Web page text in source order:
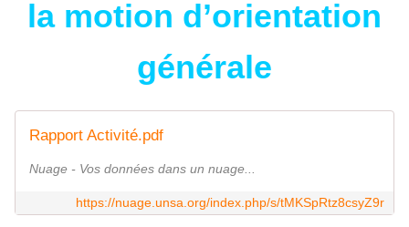
la motion d’orientation
générale
Rapport Activité.pdf
Nuage - Vos données dans un nuage...
https://nuage.unsa.org/index.php/s/tMKSpRtz8csyZ9r